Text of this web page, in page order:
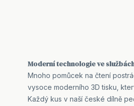
Moderní technologie ve
Mnoho pomůcek na čtení
vysoce moderního 3D tisku,
Každý kus v naší české dílně